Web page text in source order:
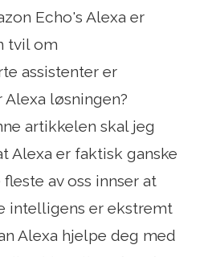
Echo's Alexa er
tvil om
assistenter er
løsningen?
artikkelen skal jeg
Alexa er faktisk ganske
av oss innser at
intelligens er ekstremt
Alexa hjelpe deg med